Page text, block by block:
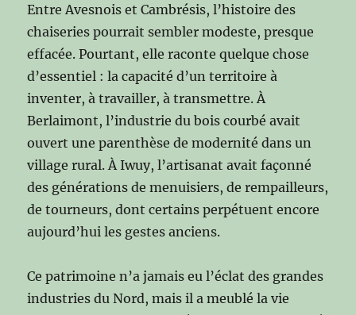
Entre Avesnois et Cambrésis, l’histoire des
chaiseries pourrait sembler modeste, presque
effacée. Pourtant, elle raconte quelque chose
d’essentiel : la capacité d’un territoire à
inventer, à travailler, à transmettre. À
Berlaimont, l’industrie du bois courbé avait
ouvert une parenthèse de modernité dans un
village rural. À Iwuy, l’artisanat avait façonné
des générations de menuisiers, de rempailleurs,
de tourneurs, dont certains perpétuent encore
aujourd’hui les gestes anciens.
Ce patrimoine n’a jamais eu l’éclat des grandes
industries du Nord, mais il a meublé la vie